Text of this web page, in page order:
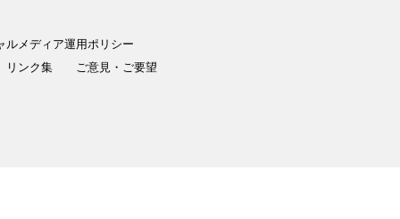
ルメディア運用ポリシー
リンク集
ご意見・ご要望